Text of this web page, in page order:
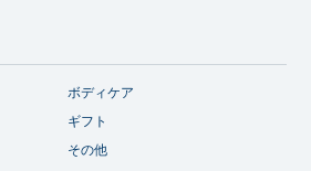
ボディケア
ギフト
その他